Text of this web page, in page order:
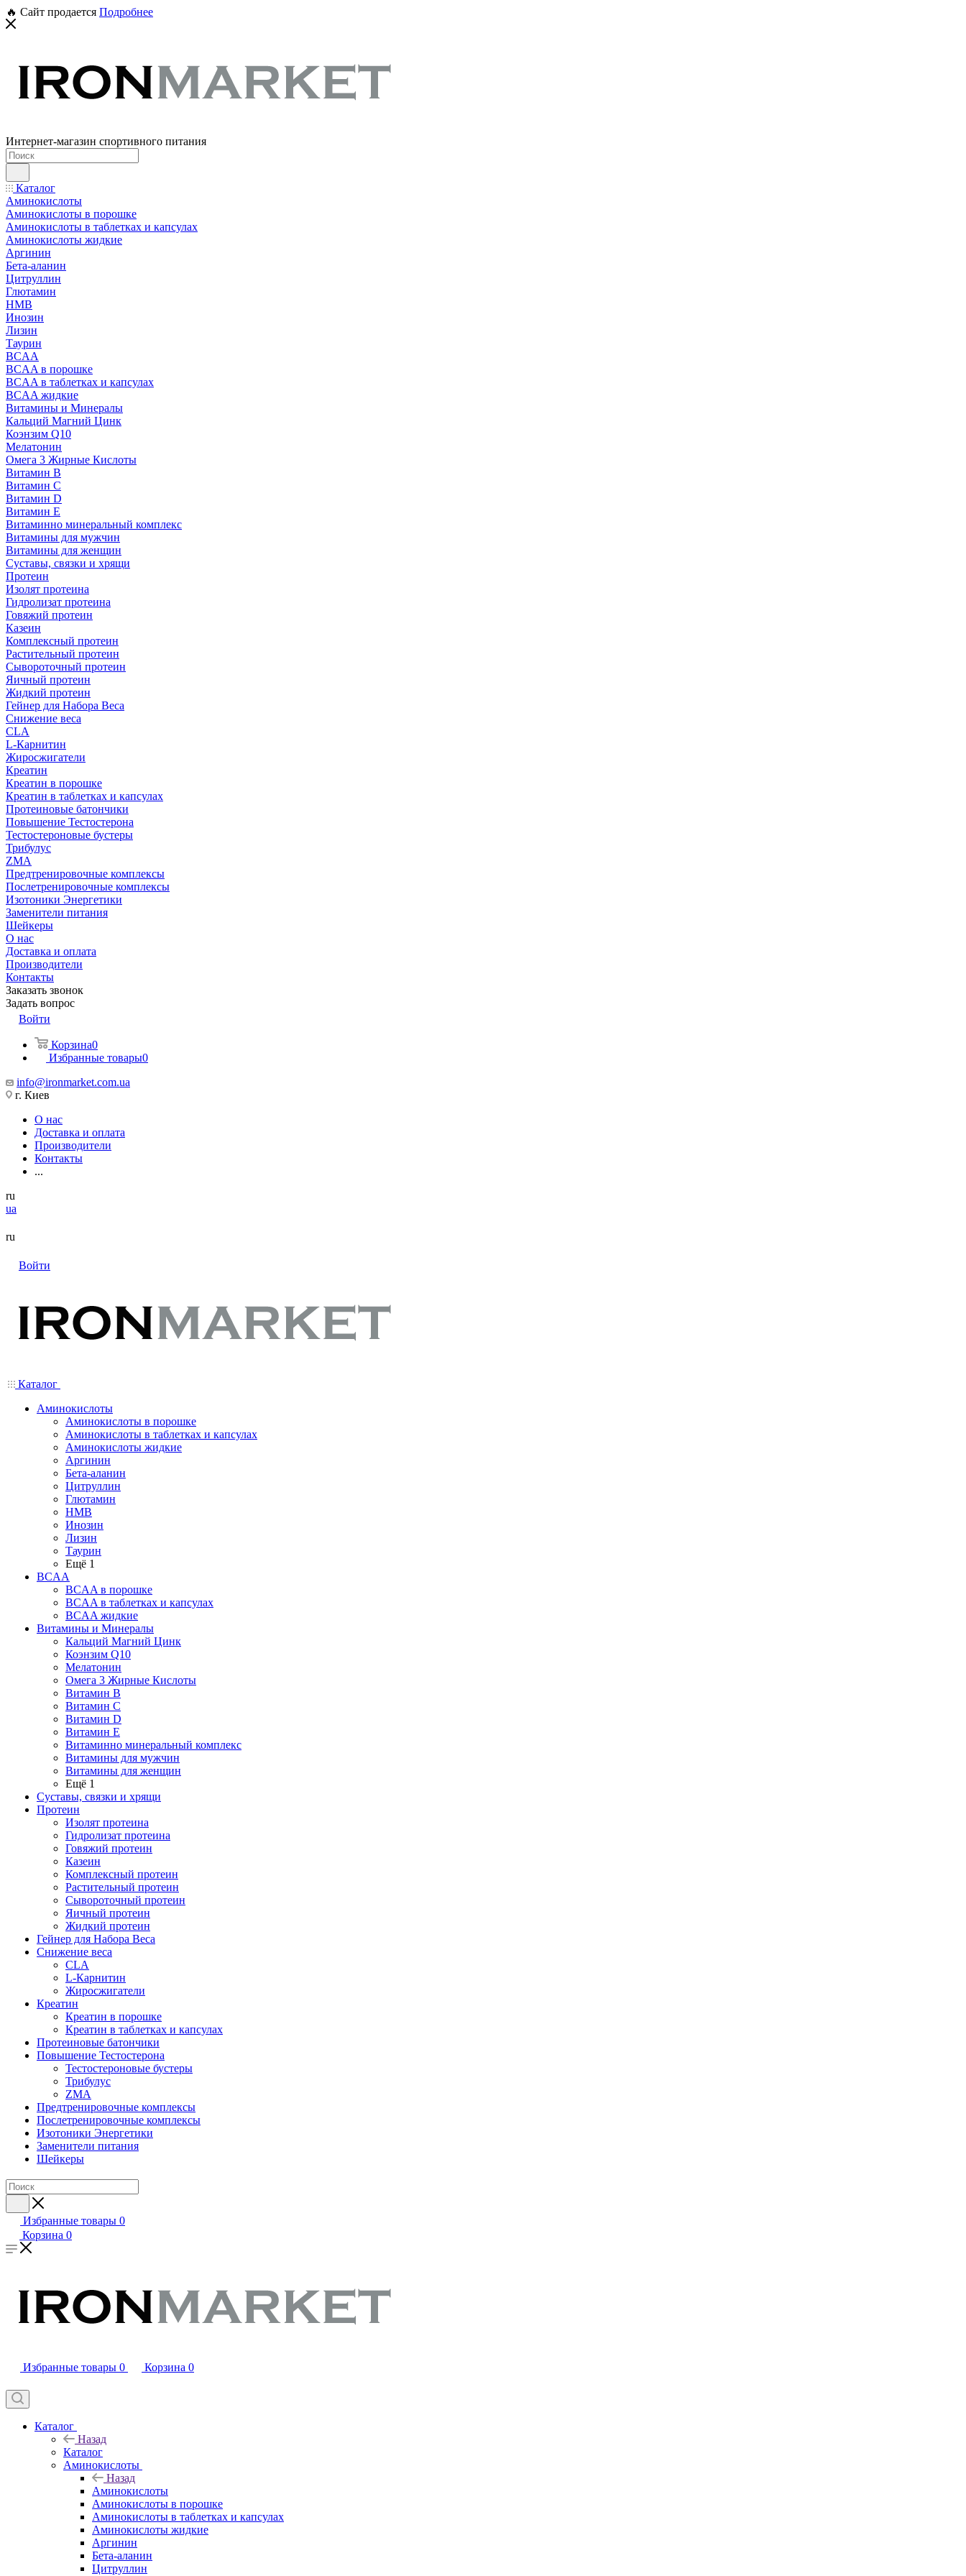
🔥 Сайт продается Подробнее
Интернет-магазин спортивного питания
Каталог
Аминокислоты
Аминокислоты в порошке
Аминокислоты в таблетках и капсулах
Аминокислоты жидкие
Аргинин
Бета-аланин
Цитруллин
Глютамин
HMB
Инозин
Лизин
Таурин
BCAA
BCAA в порошке
BCAA в таблетках и капсулах
BCAA жидкие
Витамины и Минералы
Кальций Магний Цинк
Коэнзим Q10
Мелатонин
Омега 3 Жирные Кислоты
Витамин B
Витамин C
Витамин D
Витамин E
Витаминно минеральный комплекс
Витамины для мужчин
Витамины для женщин
Суставы, связки и хрящи
Протеин
Изолят протеина
Гидролизат протеина
Говяжий протеин
Казеин
Комплексный протеин
Растительный протеин
Сывороточный протеин
Яичный протеин
Жидкий протеин
Гейнер для Набора Веса
Снижение веса
CLA
L-Карнитин
Жиросжигатели
Креатин
Креатин в порошке
Креатин в таблетках и капсулах
Протеиновые батончики
Повышение Тестостерона
Тестостероновые бустеры
Трибулус
ZMA
Предтренировочные комплексы
Послетренировочные комплексы
Изотоники Энергетики
Заменители питания
Шейкеры
О нас
Доставка и оплата
Производители
Контакты
Заказать звонок
Задать вопрос
Войти
Корзина0
Избранные товары0
info@ironmarket.com.ua
г. Киев
О нас
Доставка и оплата
Производители
Контакты
...
ru
ua
ru
Войти
Каталог
Аминокислоты
Аминокислоты в порошке
Аминокислоты в таблетках и капсулах
Аминокислоты жидкие
Аргинин
Бета-аланин
Цитруллин
Глютамин
HMB
Инозин
Лизин
Таурин
Ещё 1
BCAA
BCAA в порошке
BCAA в таблетках и капсулах
BCAA жидкие
Витамины и Минералы
Кальций Магний Цинк
Коэнзим Q10
Мелатонин
Омега 3 Жирные Кислоты
Витамин B
Витамин C
Витамин D
Витамин E
Витаминно минеральный комплекс
Витамины для мужчин
Витамины для женщин
Ещё 1
Суставы, связки и хрящи
Протеин
Изолят протеина
Гидролизат протеина
Говяжий протеин
Казеин
Комплексный протеин
Растительный протеин
Сывороточный протеин
Яичный протеин
Жидкий протеин
Гейнер для Набора Веса
Снижение веса
CLA
L-Карнитин
Жиросжигатели
Креатин
Креатин в порошке
Креатин в таблетках и капсулах
Протеиновые батончики
Повышение Тестостерона
Тестостероновые бустеры
Трибулус
ZMA
Предтренировочные комплексы
Послетренировочные комплексы
Изотоники Энергетики
Заменители питания
Шейкеры
Избранные товары 0
Корзина 0
Избранные товары 0 Корзина 0
Каталог
Назад
Каталог
Аминокислоты
Назад
Аминокислоты
Аминокислоты в порошке
Аминокислоты в таблетках и капсулах
Аминокислоты жидкие
Аргинин
Бета-аланин
Цитруллин